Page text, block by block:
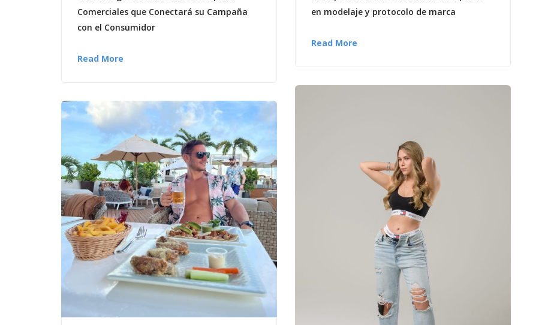
Comerciales que Conectará su Campaña
con el Consumidor
Read More
en modelaje y protocolo de marca
Read More